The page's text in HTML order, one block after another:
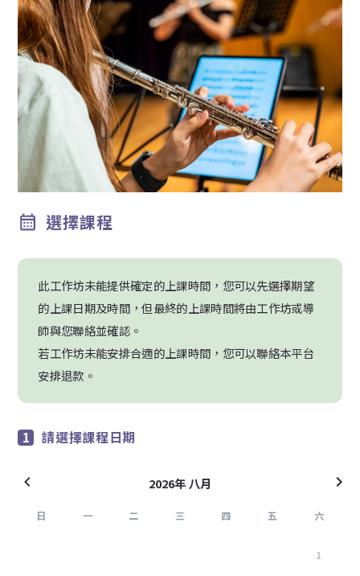
選擇課程
此工作坊未能提供確定的上課時間，您可以先選擇期望
的上課日期及時間，但最終的上課時間將由工作坊或導
師與您聯絡並確認。
若工作坊未能安排合適的上課時間，您可以聯絡本平台
安排退款。
請選擇課程日期
2026年 八月
日 一 二 三 四 五 六
1